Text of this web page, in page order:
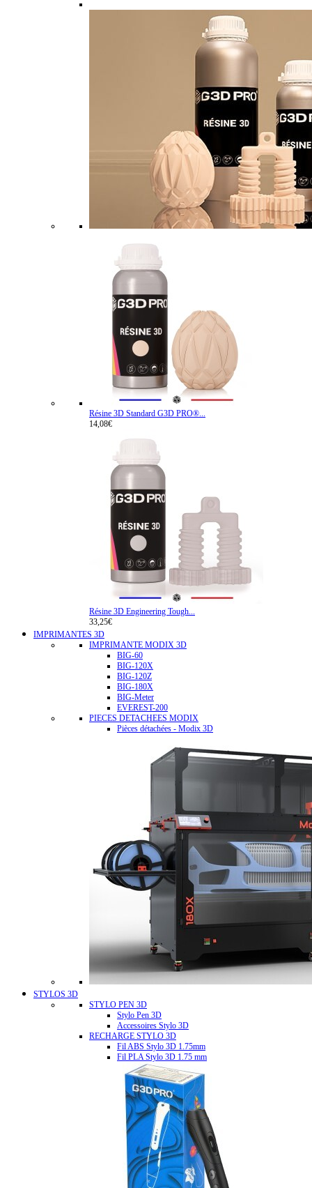
Résine 3D Standard G3D PRO®...
14,08€
Résine 3D Engineering Tough...
33,25€
IMPRIMANTES 3D
IMPRIMANTE MODIX 3D
BIG-60
BIG-120X
BIG-120Z
BIG-180X
BIG-Meter
EVEREST-200
PIECES DETACHEES MODIX
Pièces détachées - Modix 3D
STYLOS 3D
STYLO PEN 3D
Stylo Pen 3D
Accessoires Stylo 3D
RECHARGE STYLO 3D
Fil ABS Stylo 3D 1.75mm
Fil PLA Stylo 3D 1.75 mm